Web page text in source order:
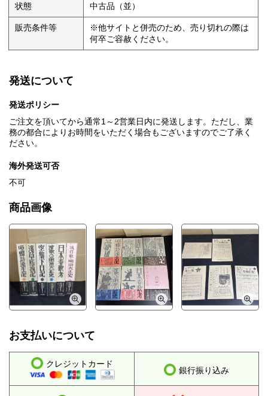
歌・社会運動史研究において高く評価されています。
現在でも研究者・民衆文化研究・サブカルチャー研究の分野で需
函・帯、元パラ付。付録は1巻の同じものが2枚入っている他、3巻
のみ付録がありません。ただ3巻については、元々ついていないも
のなのか、詳細は不明です。
函には経年による薄いスレ、薄い汚れ等ありますが、本体、およ
び本文は状態は経年のわりに良好です。
詳細は画像をご確認ください。
古書にご理解のある方のみお願いいたします。
状態 中古品（並）
販売条件等
※他サイトと併売のため、売り切れの際は
何卒ご容赦ください。
発送について
発送ポリシー
ご注文を頂いてから通常1～2営業日内に発送します。ただし、業
務の都合によりお時間をいただく場合もございますのでご了承く
ださい。
海外発送可否
不可
商品画像
お支払いについて
クレジットカード
銀行振り込み